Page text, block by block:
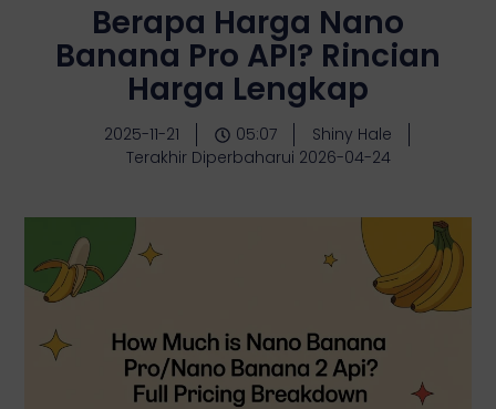
Berapa Harga Nano
Banana Pro API? Rincian
Harga Lengkap
2025-11-21 05:07
Shiny Hale
Terakhir Diperbaharui 2026-04-24